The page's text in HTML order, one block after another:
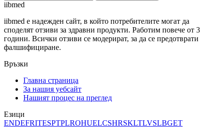
iibmed
iibmed е надежден сайт, в който потребителите могат да
споделят отзиви за здравни продукти. Работим повече от 3
години. Всички отзиви се модерират, за да се предотврати
фалшифициране.
Връзки
Главна страница
За нашия уебсайт
Нашият процес на преглед
Езици
ENDEFRITESPTPLROHUELCSHRSKLTLVSLBGET